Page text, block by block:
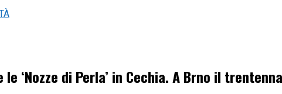
le ‘Nozze di Perla’ in Cechia. A Brno il